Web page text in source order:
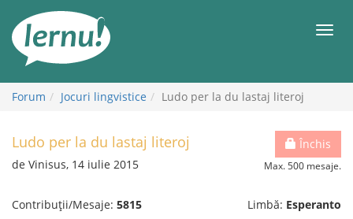
conținut
Forum Jocuri lingvistice Ludo per la du lastaj literoj
Închis
Max. 500 mesaje.
Ludo per la du lastaj literoj
de Vinisus, 14 iulie 2015
Contribuții/Mesaje: 5815 Limbă: Esperanto